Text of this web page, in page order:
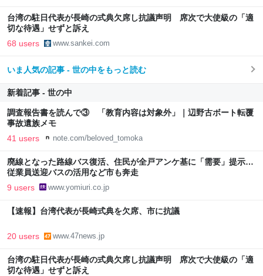
台湾の駐日代表が長崎の式典欠席し抗議声明 席次で大使級の「適
切な待遇」せずと訴え
68 users www.sankei.com
いま人気の記事 - 世の中をもっと読む
新着記事 - 世の中
調査報告書を読んで③ 「教育内容は対象外」｜辺野古ボート転覆
事故遺族メモ
41 users note.com/beloved_tomoka
廃線となった路線バス復活、住民が全戸アンケ基に「需要」提示…
従業員送迎バスの活用など市も奔走
9 users www.yomiuri.co.jp
【速報】台湾代表が長崎式典を欠席、市に抗議
20 users www.47news.jp
台湾の駐日代表が長崎の式典欠席し抗議声明 席次で大使級の「適
切な待遇」せずと訴え